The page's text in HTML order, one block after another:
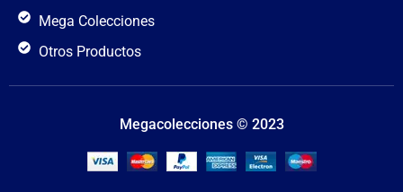
Mega Colecciones
Otros Productos
Megacolecciones © 2023